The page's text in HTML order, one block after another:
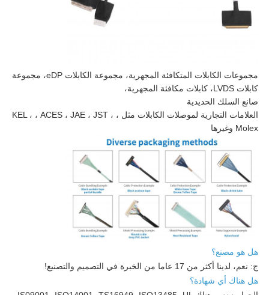
مجموعات الكابلات المتكافئة المجهرية، مجموعة الكابلات eDP، مجموعة
كابلات LVDS، كابلات مكافئة المجهرية،
صانع السلك الحديدية
العلامات التجارية لموصلات الكابلات مثل ، KEL ، ، ACES ، JAE ، JST ،
Molex وغيرها
هل هو مصنع؟
ج: نعم، لدينا أكثر من 17 عاما من الخبرة في التصميم والتصنيع!
هل هناك أي شهادة؟